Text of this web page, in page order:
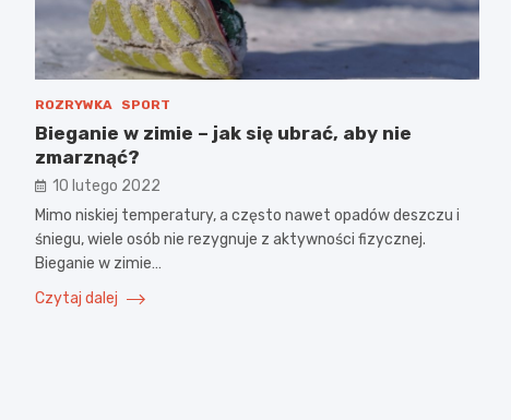
ROZRYWKA SPORT
Bieganie w zimie – jak się ubrać, aby nie
zmarznąć?
10 lutego 2022
Mimo niskiej temperatury, a często nawet opadów deszczu i
śniegu, wiele osób nie rezygnuje z aktywności fizycznej.
Bieganie w zimie…
Czytaj dalej